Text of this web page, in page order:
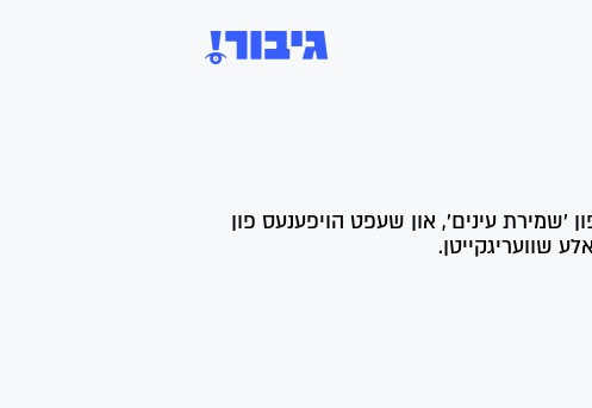
'שמירת עינים', און שעפט הויפענעס פון
שוועריגקייטן.